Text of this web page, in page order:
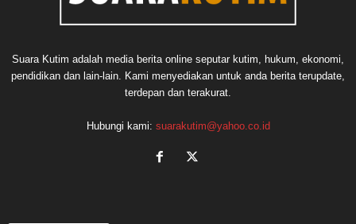
Suara Kutim adalah media berita online seputar kutim, hukum, ekonomi,
pendidikan dan lain-lain. Kami menyediakan untuk anda berita terupdate,
terdepan dan terakurat.
Hubungi kami: suarakutim@yahoo.co.id